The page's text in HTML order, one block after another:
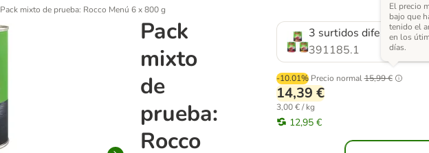
Pack mixto de prueba: Rocco Menú 6 x 800 g
Pack
mixto
de
prueba:
Rocco
3 surtidos diferentes
391185.1
-10.01% Precio normal15,99 €
El precio
bajo que
tenido el
en los
días.
14,39 €
3,00 € / kg
12,95 €